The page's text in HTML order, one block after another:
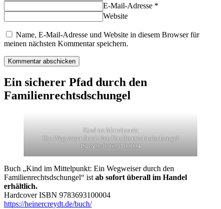
E-Mail-Adresse *
Website
Name, E-Mail-Adresse und Website in diesem Browser für
meinen nächsten Kommentar speichern.
Ein sicherer Pfad durch den
Familienrechtsdschungel
Kind im Mittelpunkt
Ein Wegweiser durch den Familienrechtsdschungel
ISBN 9783693100004
Buch „Kind im Mittelpunkt: Ein Wegweiser durch den
Familienrechtsdschungel“ ist ab sofort überall im Handel
erhältlich.
Hardcover ISBN 9783693100004
https://heinercreydt.de/buch/